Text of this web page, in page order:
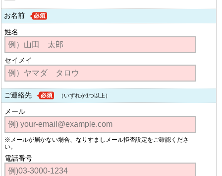
お名前
姓名
セイメイ
ご連絡先 （いずれか1つ以上）
メール
※メールが届かない場合、なりすましメール拒否設定をご確認くださ
い。
電話番号